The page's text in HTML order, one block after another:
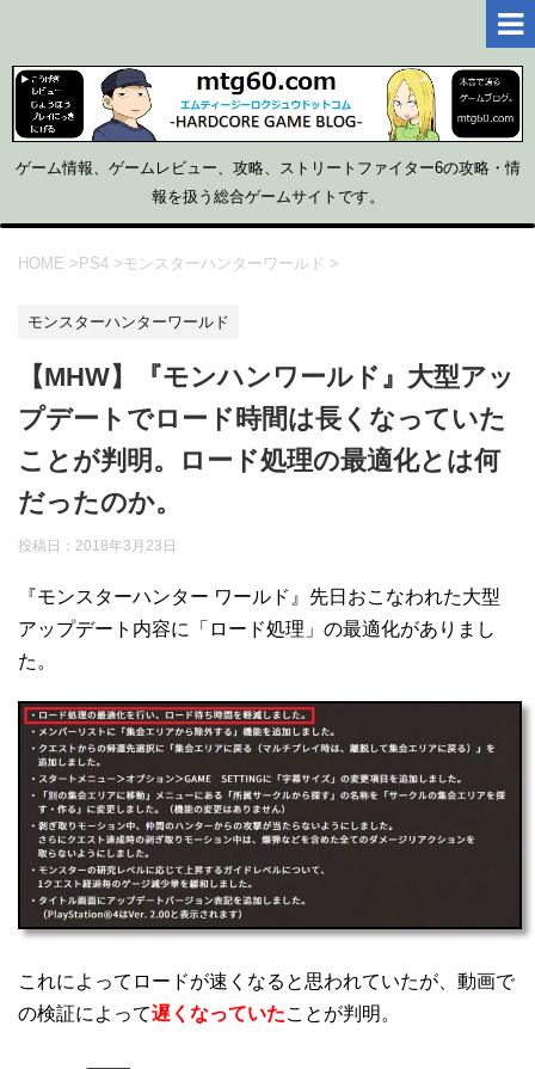
ゲーム情報、ゲームレビュー、攻略、ストリートファイター6の攻略・情
報を扱う総合ゲームサイトです。
HOME >PS4 >モンスターハンターワールド >
モンスターハンターワールド
【MHW】『モンハンワールド』大型アッ
プデートでロード時間は長くなっていた
ことが判明。ロード処理の最適化とは何
だったのか。
投稿日： 2018年3月23日
『モンスターハンター ワールド』先日おこなわれた大型
アップデート内容に「ロード処理」の最適化がありまし
た。
これによってロードが速くなると思われていたが、動画で
の検証によって遅くなっていたことが判明。